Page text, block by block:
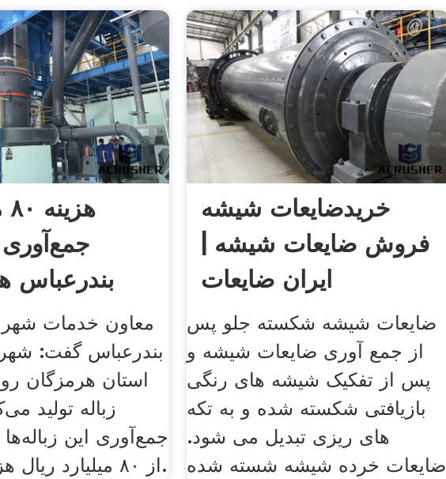
جمع‌آوری
معاون خدمات
بندرعباس گفت:
زباله تولید
جمع‌آوری این
از ۸۰ میلیارد ریال هزینه می‌شود.
خریدضایعات شیشه
فروش ضایعات شیشه |
ایران ضایعات
ضایعات شیشه شکسته جلو پس
از جمع آوری ضایعات شیشه و
پس از تفکیک شیشه های رنگی
بازیافتی شکسته شده و به تکه
های ریزی تبدیل می شود.
ضایعات خرده شیشه شسته شده